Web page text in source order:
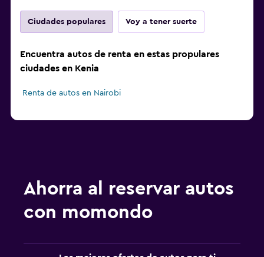
Ciudades populares Voy a tener suerte
Encuentra autos de renta en estas propulares
ciudades en Kenia
Renta de autos en Nairobi
Ahorra al reservar autos
con momondo